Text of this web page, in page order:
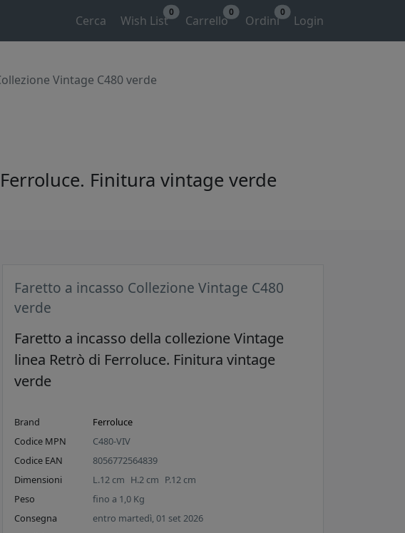
Cerca Wish List
0
Carrello
0
Ordini
0
Login
Vintage C480 verde
Finitura vintage verde
Faretto a incasso Collezione Vintage C480
verde
Faretto a incasso della collezione Vintage
linea Retrò di Ferroluce. Finitura vintage
verde
Brand
Ferroluce
Codice MPN
C480-VIV
Codice EAN
8056772564839
Dimensioni
L.12 cm H.2 cm P.12 cm
Peso
fino a 1,0 Kg
Consegna
entro martedì, 01 set 2026